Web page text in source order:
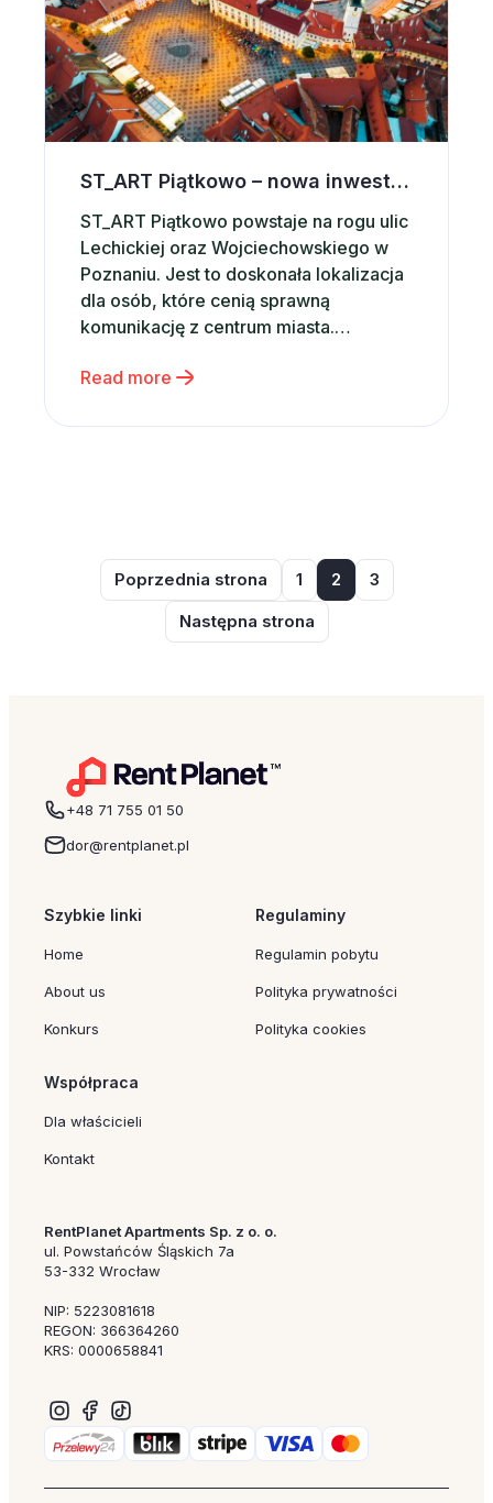
ST_ART Piątkowo – nowa inwestycja w Poznaniu
ST_ART Piątkowo powstaje na rogu ulic
Lechickiej oraz Wojciechowskiego w
Poznaniu. Jest to doskonała lokalizacja
dla osób, które cenią sprawną
komunikację z centrum miasta.
się przystanek autobusowy oraz pętla
popularne centra handlowe Plaza oraz
Read more
Poprzednia strona 1 2
3
Następna strona
+48 71 755 01 50
dor@rentplanet.pl
Szybkie linki
Home
About us
Konkurs
Regulaminy
Regulamin pobytu
Polityka prywatności
Polityka cookies
Współpraca
Dla właścicieli
Kontakt
RentPlanet Apartments Sp. z o. o.
ul. Powstańców Śląskich 7a
53-332 Wrocław
NIP: 5223081618
REGON: 366364260
KRS: 0000658841